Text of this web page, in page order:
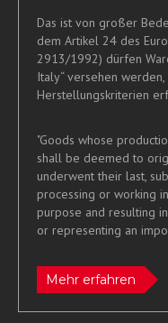
Das ist von großer
dem Artikel 24 des
2913/1992) dürfen
Italy“ versehen
Herstellungskriterien
"Goods whose
shall be deemed to
underwent their last,
processing or working
purpose and resulting
or representing an
Mehr erfahren